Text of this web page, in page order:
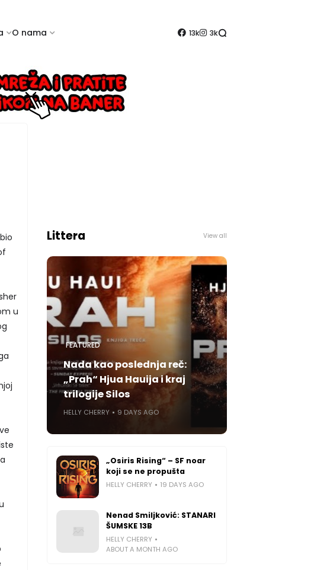
O nama 13k 3k
u
Littera View all
FEATURED
Nada kao poslednja reč:
„Prah“ Hjua Hauija i kraj
trilogije Silos
HELLY CHERRY 9 DAYS AGO
„Osiris Rising“ – SF noar
koji se ne propušta
HELLY CHERRY 19 DAYS AGO
Nenad Smiljković: STANARI
ŠUMSKE 13B
HELLY CHERRY
ABOUT A MONTH AGO